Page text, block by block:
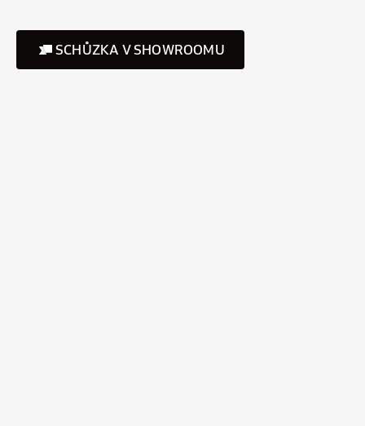
SCHŮZKA V SHOWROOMU